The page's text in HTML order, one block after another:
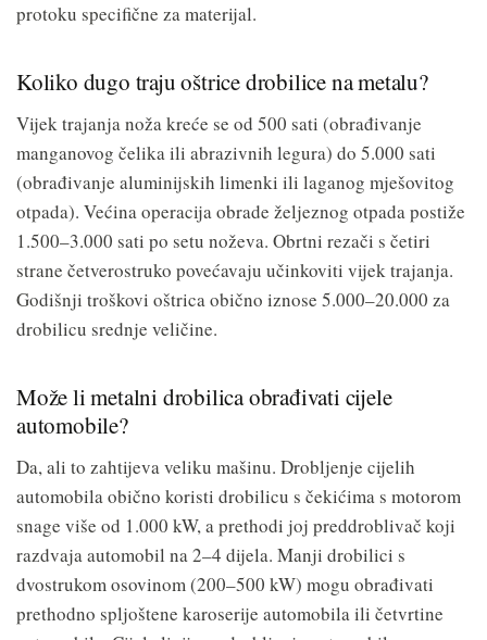
protoku specifične za materijal.
Koliko dugo traju oštrice drobilice na metalu?
Vijek trajanja noža kreće se od 500 sati (obrađivanje
manganovog čelika ili abrazivnih legura) do 5.000 sati
(obrađivanje aluminijskih limenki ili laganog mješovitog
otpada). Većina operacija obrade željeznog otpada postiže
1.500–3.000 sati po setu noževa. Obrtni rezači s četiri
strane četverostruko povećavaju učinkoviti vijek trajanja.
Godišnji troškovi oštrica obično iznose 5.000–20.000 za
drobilicu srednje veličine.
Može li metalni drobilica obrađivati cijele
automobile?
Da, ali to zahtijeva veliku mašinu. Drobljenje cijelih
automobila obično koristi drobilicu s čekićima s motorom
snage više od 1.000 kW, a prethodi joj preddroblivač koji
razdvaja automobil na 2–4 dijela. Manji drobilici s
dvostrukom osovinom (200–500 kW) mogu obrađivati
prethodno spljoštene karoserije automobila ili četvrtine